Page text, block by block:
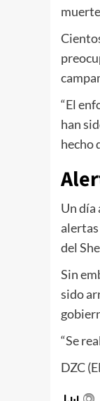
“El
han
hecho
Un día
alertas
del
Sin
sido
“Se
DZC